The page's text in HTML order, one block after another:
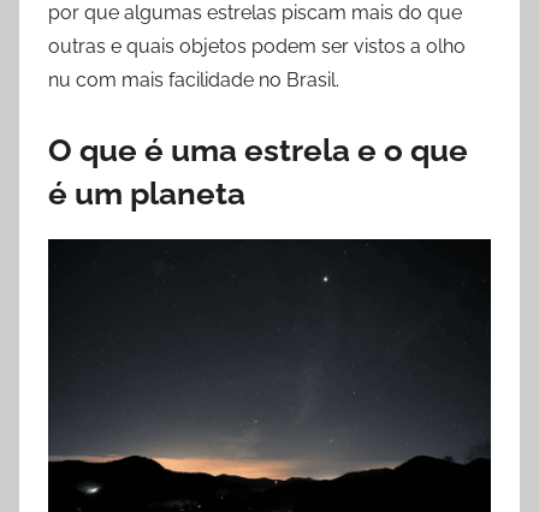
por que algumas estrelas piscam mais do que
outras e quais objetos podem ser vistos a olho
nu com mais facilidade no Brasil.
O que é uma estrela e o que
é um planeta